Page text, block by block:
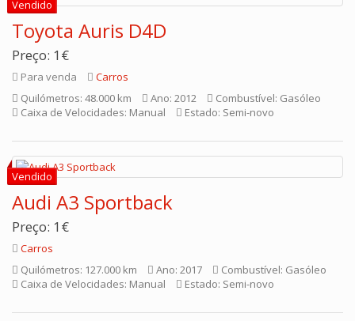
Toyota Auris D4D
Preço: 1€
Para venda
Carros
Quilómetros: 48.000 km
Ano: 2012
Combustível: Gasóleo
Caixa de Velocidades: Manual
Estado: Semi-novo
Audi A3 Sportback
Preço: 1€
Carros
Quilómetros: 127.000 km
Ano: 2017
Combustível: Gasóleo
Caixa de Velocidades: Manual
Estado: Semi-novo